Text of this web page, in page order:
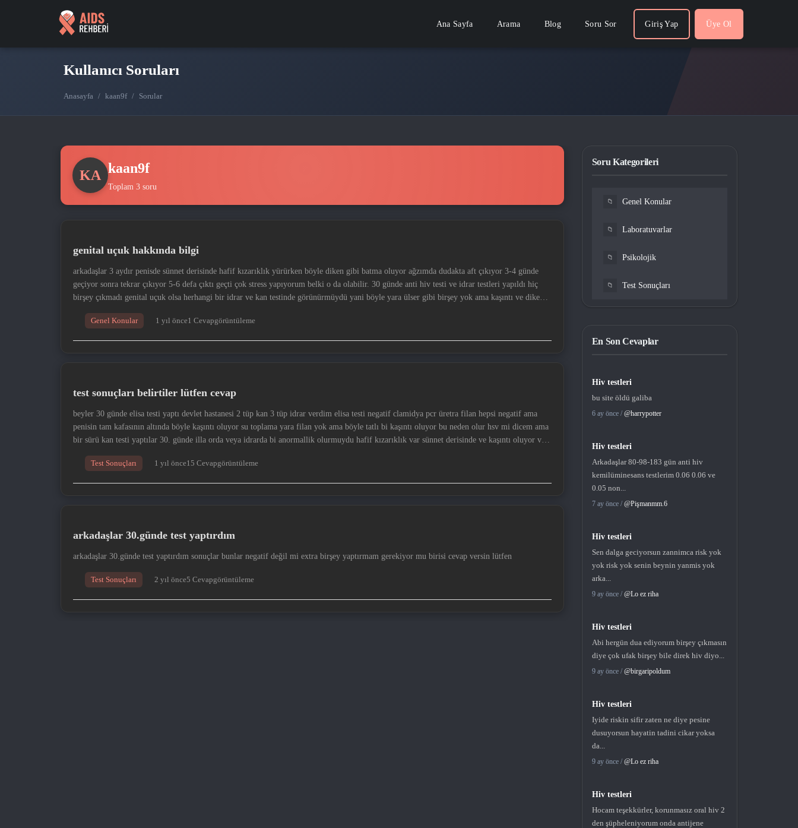
Ana Sayfa Arama Blog Soru Sor Giriş Yap Üye Ol
Kullanıcı Soruları
Anasayfa / kaan9f / Sorular
KA kaan9f
Toplam 3 soru
genital uçuk hakkında bilgi
arkadaşlar 3 aydır penisde sünnet derisinde hafif kızarıklık yürürken böyle diken gibi batma oluyor ağzımda dudakta aft çıkıyor 3-4 günde
geçiyor sonra tekrar çıkıyor 5-6 defa çıktı geçti çok stress yapıyorum belki o da olabilir. 30 günde anti hiv testi ve idrar testleri yapıldı hiç
birşey çıkmadı genital uçuk olsa herhangi bir idrar ve kan testinde görünürmüydü yani böyle yara ülser gibi birşey yok ama kaşıntı ve diken
bel fıtığım var normalde bu durumdan sonra bel ağrım arttı yarın gidip hsv 1-2 testi olucam ama bilgisi olan varsa lütfen yardımcı olsun biraz
Genel Konular 1 yıl önce1 Cevapgörüntüleme
test sonuçları belirtiler lütfen cevap
beyler 30 günde elisa testi yaptı devlet hastanesi 2 tüp kan 3 tüp idrar verdim elisa testi negatif clamidya pcr üretra filan hepsi negatif ama
penisin tam kafasının altında böyle kaşıntı oluyor su toplama yara filan yok ama böyle tatlı bi kaşıntı oluyor bu neden olur hsv mi dicem ama
bir sürü kan testi yaptılar 30. günde illa orda veya idrarda bi anormallik olurmuydu hafif kızarıklık var sünnet derisinde ve kaşıntı oluyor ve
geçmedi sebebi psikolojik olabilme ihtimali varm ı hergün kafaya birşey takıyorum çünkü hiv hsv hvp belirti arıyorum kendimde iş yeri çok
Test Sonuçları 1 yıl önce15 Cevapgörüntüleme
arkadaşlar 30.günde test yaptırdım
arkadaşlar 30.günde test yaptırdım sonuçlar bunlar negatif değil mi extra birşey yaptırmam gerekiyor mu birisi cevap versin lütfen
Test Sonuçları 2 yıl önce5 Cevapgörüntüleme
Soru Kategorileri
📁 Genel Konular
📁 Laboratuvarlar
📁 Psikolojik
📁 Test Sonuçları
En Son Cevaplar
Hiv testleri
bu site öldü galiba
6 ay önce / @harrypotter
Hiv testleri
Arkadaşlar 80-98-183 gün anti hiv
kemilüminesans testlerim 0.06 0.06 ve
0.05 non...
7 ay önce / @Pişmanmm.6
Hiv testleri
Sen dalga geciyorsun zannimca risk yok
yok risk yok senin beynin yanmis yok
arka...
9 ay önce / @Lo ez riha
Hiv testleri
Abi hergün dua ediyorum birşey çıkmasın
diye çok ufak birşey bile direk hiv diyo...
9 ay önce / @birgaripoldum
Hiv testleri
Iyide riskin sifir zaten ne diye pesine
dusuyorsun hayatin tadini cikar yoksa
da...
9 ay önce / @Lo ez riha
Hiv testleri
Hocam teşekkürler, korunmasız oral hiv 2
den şüpheleniyorum onda antijene